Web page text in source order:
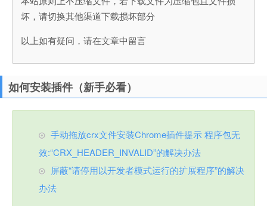
坏，请切换其他渠道下载损坏部分
以上如有疑问，请在文章中留言
如何安装插件（新手必看）
手动拖放crx文件安装Chrome插件提示 程序包无
效:“CRX_HEADER_INVALID”的解决办法
屏蔽“请停用以开发者模式运行的扩展程序”的解决
办法